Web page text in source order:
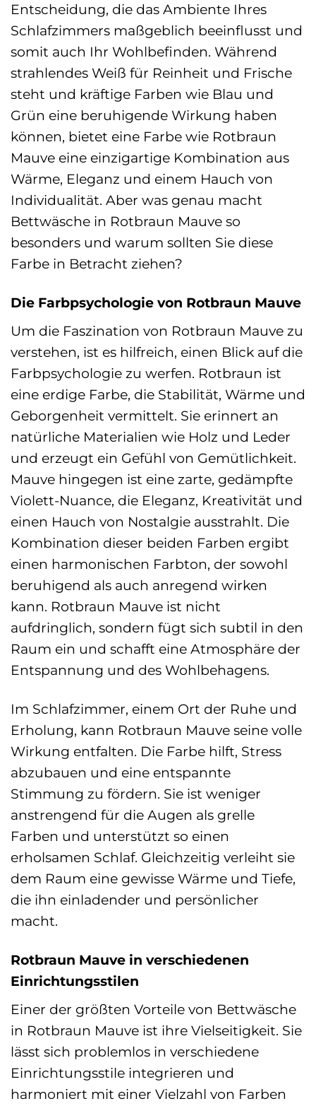
Entscheidung, die das Ambiente Ihres
Schlafzimmers maßgeblich beeinflusst und
somit auch Ihr Wohlbefinden. Während
strahlendes Weiß für Reinheit und Frische
steht und kräftige Farben wie Blau und
Grün eine beruhigende Wirkung haben
können, bietet eine Farbe wie Rotbraun
Mauve eine einzigartige Kombination aus
Wärme, Eleganz und einem Hauch von
Individualität. Aber was genau macht
Bettwäsche in Rotbraun Mauve so
besonders und warum sollten Sie diese
Farbe in Betracht ziehen?
Die Farbpsychologie von Rotbraun Mauve
Um die Faszination von Rotbraun Mauve zu
verstehen, ist es hilfreich, einen Blick auf die
Farbpsychologie zu werfen. Rotbraun ist
eine erdige Farbe, die Stabilität, Wärme und
Geborgenheit vermittelt. Sie erinnert an
natürliche Materialien wie Holz und Leder
und erzeugt ein Gefühl von Gemütlichkeit.
Mauve hingegen ist eine zarte, gedämpfte
Violett-Nuance, die Eleganz, Kreativität und
einen Hauch von Nostalgie ausstrahlt. Die
Kombination dieser beiden Farben ergibt
einen harmonischen Farbton, der sowohl
beruhigend als auch anregend wirken
kann. Rotbraun Mauve ist nicht
aufdringlich, sondern fügt sich subtil in den
Raum ein und schafft eine Atmosphäre der
Entspannung und des Wohlbehagens.
Im Schlafzimmer, einem Ort der Ruhe und
Erholung, kann Rotbraun Mauve seine volle
Wirkung entfalten. Die Farbe hilft, Stress
abzubauen und eine entspannte
Stimmung zu fördern. Sie ist weniger
anstrengend für die Augen als grelle
Farben und unterstützt so einen
erholsamen Schlaf. Gleichzeitig verleiht sie
dem Raum eine gewisse Wärme und Tiefe,
die ihn einladender und persönlicher
macht.
Rotbraun Mauve in verschiedenen
Einrichtungsstilen
Einer der größten Vorteile von Bettwäsche
in Rotbraun Mauve ist ihre Vielseitigkeit. Sie
lässt sich problemlos in verschiedene
Einrichtungsstile integrieren und
harmoniert mit einer Vielzahl von Farben